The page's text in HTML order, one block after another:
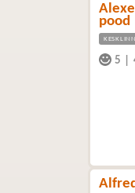
pood
KESKLINN
5